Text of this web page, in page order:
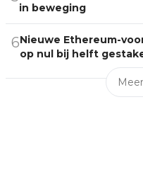
in beweging
6Nieuwe Ethereum-
op nul bij helft